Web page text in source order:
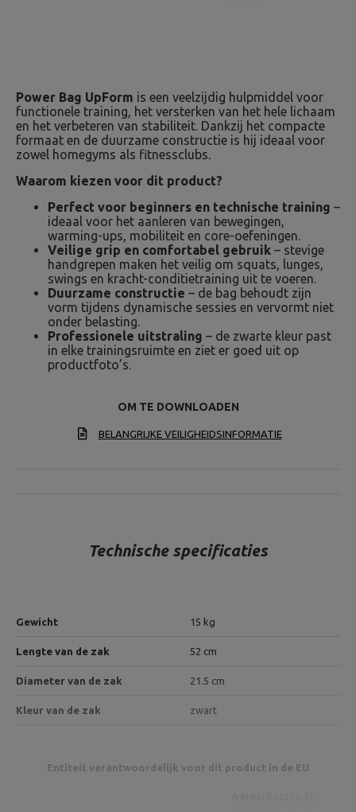
Power Bag UpForm is een veelzijdig hulpmiddel voor
functionele training, het versterken van het hele lichaam
en het verbeteren van stabiliteit. Dankzij het compacte
formaat en de duurzame constructie is hij ideaal voor
zowel homegyms als fitnessclubs.
Waarom kiezen voor dit product?
Perfect voor beginners en technische training –
ideaal voor het aanleren van bewegingen,
warming-ups, mobiliteit en core-oefeningen.
Veilige grip en comfortabel gebruik – stevige
handgrepen maken het veilig om squats, lunges,
swings en kracht-conditietraining uit te voeren.
Duurzame constructie – de bag behoudt zijn
vorm tijdens dynamische sessies en vervormt niet
onder belasting.
Professionele uitstraling – de zwarte kleur past
in elke trainingsruimte en ziet er goed uit op
productfoto’s.
OM TE DOWNLOADEN
BELANGRIJKE VEILIGHEIDSINFORMATIE
Technische specificaties
Gewicht 15 kg
Lengte van de zak 52 cm
Diameter van de zak 21.5 cm
Kleur van de zak zwart
Entiteit verantwoordelijk voor dit product in de EU